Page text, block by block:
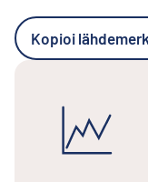
Kopioi